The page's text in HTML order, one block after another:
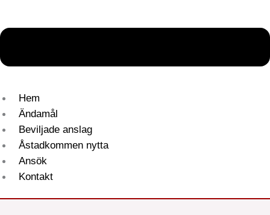
Hem
Ändamål
Beviljade anslag
Åstadkommen nytta
Ansök
Kontakt